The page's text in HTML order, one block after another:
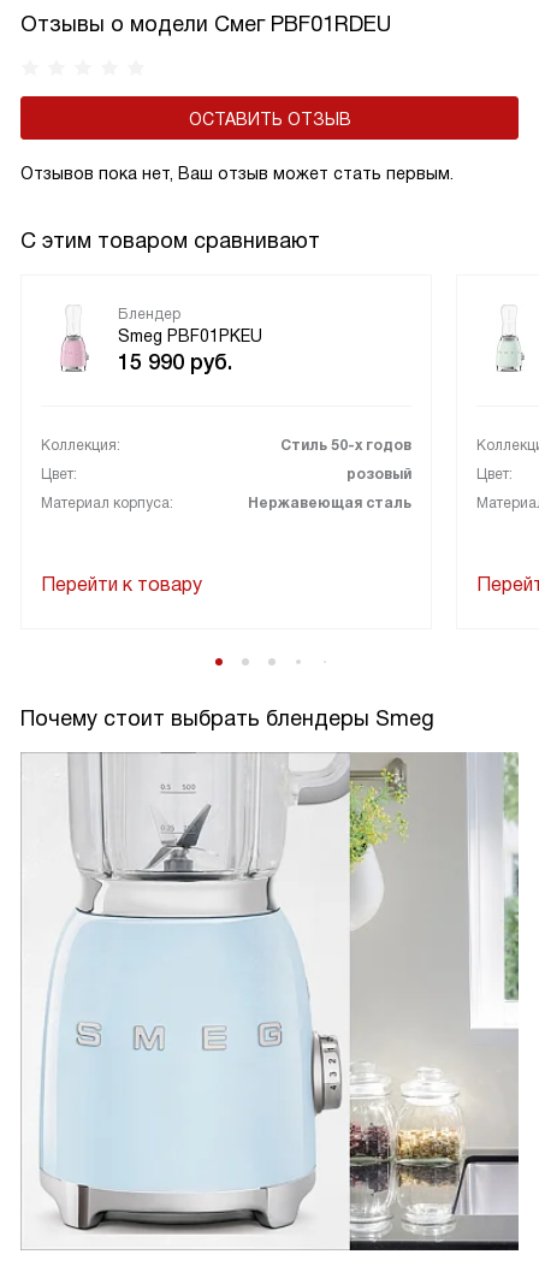
Отзывы о модели Смег PBF01RDEU
ОСТАВИТЬ ОТЗЫВ
Отзывов пока нет, Ваш отзыв может стать первым.
С этим товаром сравнивают
Блендер
Smeg PBF01PKEU
15 990 руб.
Коллекция:
Стиль 50-х годов
Цвет:
розовый
Материал корпуса:
Нержавеющая сталь
Перейти к товару
Цвет:
Почему стоит выбрать блендеры Smeg